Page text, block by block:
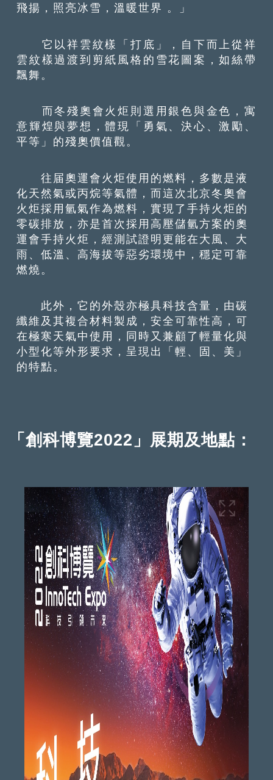
飛揚，照亮冰雪，溫暖世界 。」
它以祥雲紋樣「打底」，自下而上從祥
雲紋樣過渡到剪紙風格的雪花圖案，如絲帶
飄舞。
而冬殘奧會火炬則選用銀色與金色，寓
意輝煌與夢想，體現「勇氣、決心、激勵、
平等」的殘奧價值觀。
往届奧運會火炬使用的燃料，多數是液
化天然氣或丙烷等氣體，而這次北京冬奧會
火炬採用氫氣作為燃料，實現了手持火炬的
零碳排放，亦是首次採用高壓儲氫方案的奧
運會手持火炬，經測試證明更能在大風、大
雨、低溫、高海拔等惡劣環境中，穩定可靠
燃燒。
此外，它的外殼亦極具科技含量，由碳
纖維及其複合材料製成，安全可靠性高，可
在極寒天氣中使用，同時又兼顧了輕量化與
小型化等外形要求，呈現出「輕、固、美」
的特點。
「創科博覽2022 」展期及地點：